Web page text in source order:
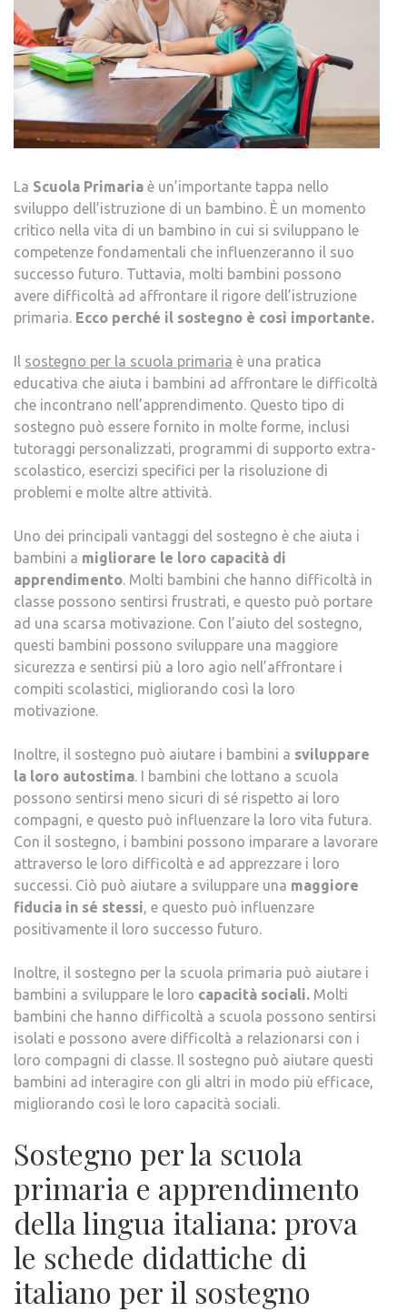
La Scuola Primaria è un’importante tappa nello
sviluppo dell’istruzione di un bambino. È un momento
critico nella vita di un bambino in cui si sviluppano le
competenze fondamentali che influenzeranno il suo
successo futuro. Tuttavia, molti bambini possono
avere difficoltà ad affrontare il rigore dell’istruzione
primaria. Ecco perché il sostegno è così importante.
Il sostegno per la scuola primaria è una pratica
educativa che aiuta i bambini ad affrontare le difficoltà
che incontrano nell’apprendimento. Questo tipo di
sostegno può essere fornito in molte forme, inclusi
tutoraggi personalizzati, programmi di supporto extra-
scolastico, esercizi specifici per la risoluzione di
problemi e molte altre attività.
Uno dei principali vantaggi del sostegno è che aiuta i
bambini a migliorare le loro capacità di
apprendimento. Molti bambini che hanno difficoltà in
classe possono sentirsi frustrati, e questo può portare
ad una scarsa motivazione. Con l’aiuto del sostegno,
questi bambini possono sviluppare una maggiore
sicurezza e sentirsi più a loro agio nell’affrontare i
compiti scolastici, migliorando così la loro
motivazione.
Inoltre, il sostegno può aiutare i bambini a sviluppare
la loro autostima. I bambini che lottano a scuola
possono sentirsi meno sicuri di sé rispetto ai loro
compagni, e questo può influenzare la loro vita futura.
Con il sostegno, i bambini possono imparare a lavorare
attraverso le loro difficoltà e ad apprezzare i loro
successi. Ciò può aiutare a sviluppare una maggiore
fiducia in sé stessi, e questo può influenzare
positivamente il loro successo futuro.
Inoltre, il sostegno per la scuola primaria può aiutare i
bambini a sviluppare le loro capacità sociali. Molti
bambini che hanno difficoltà a scuola possono sentirsi
isolati e possono avere difficoltà a relazionarsi con i
loro compagni di classe. Il sostegno può aiutare questi
bambini ad interagire con gli altri in modo più efficace,
migliorando così le loro capacità sociali.
Sostegno per la scuola
primaria e apprendimento
della lingua italiana: prova
le schede didattiche di
italiano per il sostegno